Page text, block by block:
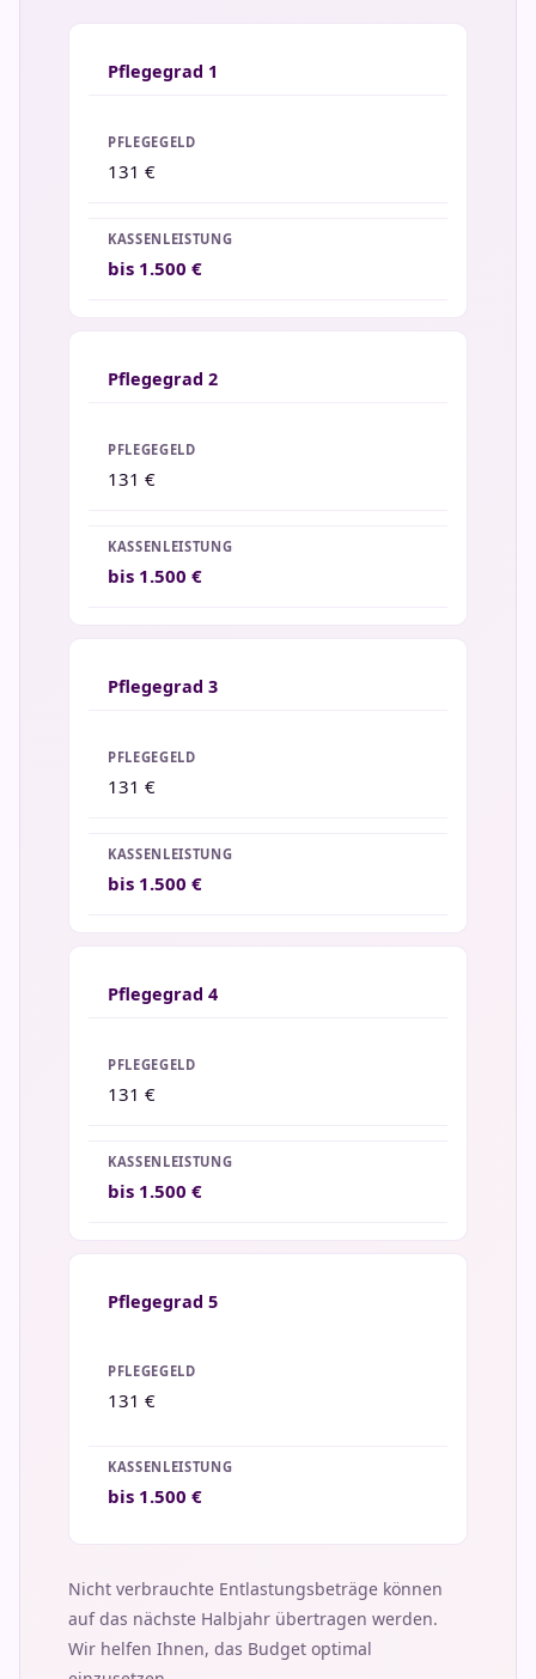
Pflegegrad 1
131 €
bis 1.500 €
Pflegegrad 2
131 €
bis 1.500 €
Pflegegrad 3
131 €
bis 1.500 €
Pflegegrad 4
131 €
bis 1.500 €
Pflegegrad 5
131 €
bis 1.500 €
Nicht verbrauchte Entlastungsbeträge können
auf das nächste Halbjahr übertragen werden.
Wir helfen Ihnen, das Budget optimal